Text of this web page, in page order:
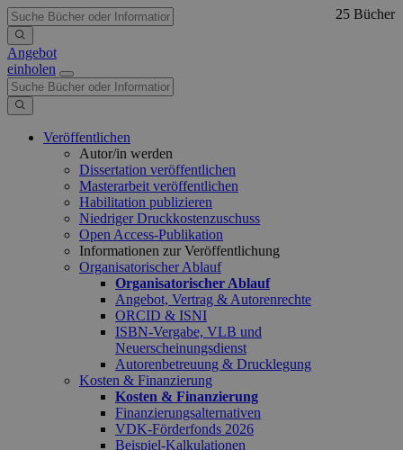
Angebot
einholen
Veröffentlichen
Autor/in werden
Dissertation veröffentlichen
Masterarbeit veröffentlichen
Habilitation publizieren
Niedriger Druckkostenzuschuss
Open Access-Publikation
Informationen zur Veröffentlichung
Organisatorischer Ablauf
Organisatorischer Ablauf
Angebot, Vertrag & Autorenrechte
ORCID & ISNI
ISBN-Vergabe, VLB und
Neuerscheinungsdienst
Autorenbetreuung & Drucklegung
Kosten & Finanzierung
Kosten & Finanzierung
Finanzierungsalternativen
VDK-Förderfonds 2026
Beispiel-Kalkulationen
25 Bücher